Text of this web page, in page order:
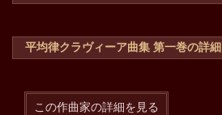
平均律クラヴィーア曲集 第一巻の詳細
この作曲家の詳細を見る